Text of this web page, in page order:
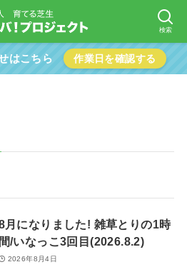
検索
はこちら 作業日を確認する
月になりました! 雑草とりの1時
間/いなっこ3回目(2026.8.2)
2026年8月4日